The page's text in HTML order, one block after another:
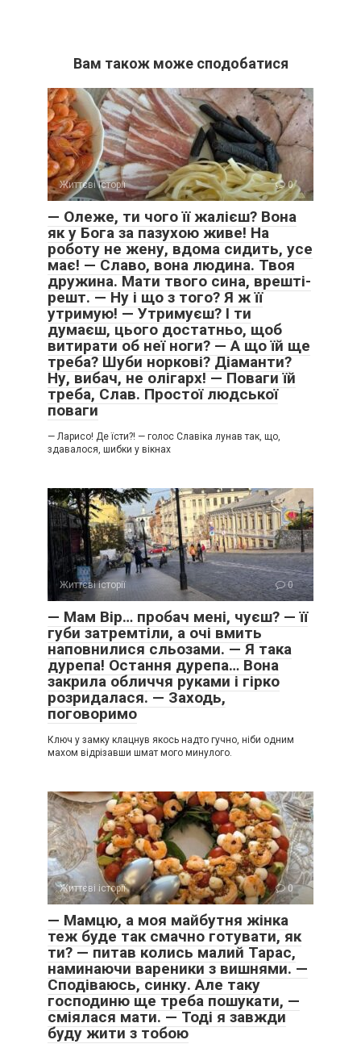
Вам також може сподобатися
Життєві історії 0
— Олеже, ти чого її жалієш? Вона
як у Бога за пазухою живе! На
роботу не жену, вдома сидить, усе
має! — Славо, вона людина. Твоя
дружина. Мати твого сина, врешті-
решт. — Ну і що з того? Я ж її
утримую! — Утримуєш? І ти
думаєш, цього достатньо, щоб
витирати об неї ноги? — А що їй ще
треба? Шуби норкові? Діаманти?
Ну, вибач, не олігарх! — Поваги їй
треба, Слав. Простої людської
поваги
— Ларисо! Де їсти?! — голос Славіка лунав так, що,
здавалося, шибки у вікнах
Життєві історії 0
— Мам Вір… пробач мені, чуєш? — її
губи затремтіли, а очі вмить
наповнилися сльозами. — Я така
дурепа! Остання дурепа… Вона
закрила обличчя руками і гірко
розридалася. — Заходь,
поговоримо
Ключ у замку клацнув якось надто гучно, ніби одним
махом відрізавши шмат мого минулого.
Життєві історії 0
— Мамцю, а моя майбутня жінка
теж буде так смачно готувати, як
ти? — питав колись малий Тарас,
наминаючи вареники з вишнями. —
Сподіваюсь, синку. Але таку
господиню ще треба пошукати, —
сміялася мати. — Тоді я завжди
буду жити з тобою